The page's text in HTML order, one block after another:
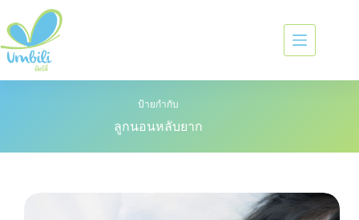
ป้ายกำกับ
ลูกนอนหลับยาก